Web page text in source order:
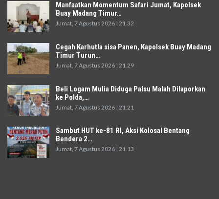
Manfaatkan Momentum Safari Jumat, Kapolsek
Buay Madang Timur…
Jumat, 7 Agustus 2026 | 21.32
Cegah Karhutla sisa Panen, Kapolsek Buay Madang
Timur Turun…
Jumat, 7 Agustus 2026 | 21.29
Beli Logam Mulia Diduga Palsu Malah Dilaporkan
ke Polda,…
Jumat, 7 Agustus 2026 | 21.21
Sambut HUT ke-81 RI, Aksi Kolosal Bentang
Bendera 2…
Jumat, 7 Agustus 2026 | 21.13